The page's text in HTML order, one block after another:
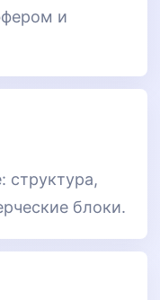
и
структура,
блоки.